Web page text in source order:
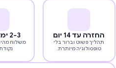
החזרה עד 14 יום
תהליך פשוט וברור בלי
טופסולוגיה מיותרת.
2-3 ימי עסקים
משלוח